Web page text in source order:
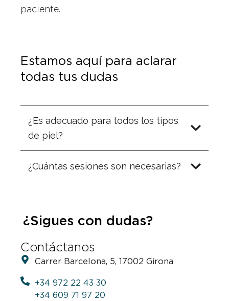
paciente.
Estamos aquí para aclarar
todas tus dudas
¿Es adecuado para todos los tipos
de piel?
¿Cuántas sesiones son necesarias?
¿Sigues con dudas?
Contáctanos
Carrer Barcelona, 5, 17002 Girona
+34 972 22 43 30
+34 609 71 97 20